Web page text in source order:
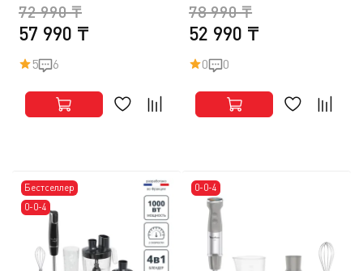
57 990 ₸
72 990 ₸
5 6
52 990 ₸
78 990 ₸
0 0
Бестселлер
0-0-4
0-0-4